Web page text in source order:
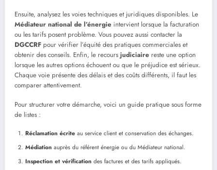
Ensuite, analysez les voies techniques et juridiques disponibles. Le
Médiateur national de l’énergie intervient lorsque la facturation
ou les tarifs posent problème. Vous pouvez aussi contacter la
DGCCRF pour vérifier l’équité des pratiques commerciales et
obtenir des conseils. Enfin, le recours judiciaire reste une option
lorsque les autres options échouent ou que le préjudice est sérieux.
Chaque voie présente des délais et des coûts différents, il faut les
comparer attentivement.
Pour structurer votre démarche, voici un guide pratique sous forme
de listes :
Réclamation écrite au service client et conservation des échanges.
Médiation auprès du référent énergie ou du Médiateur national.
Inspection et vérification des factures et des tarifs appliqués.